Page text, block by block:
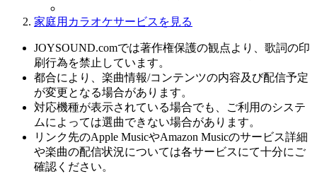
家庭用カラオケサービスを見る
JOYSOUND.comでは著作権保護の観点より、歌詞の印
刷行為を禁止しています。
都合により、楽曲情報/コンテンツの内容及び配信予定
が変更となる場合があります。
対応機種が表示されている場合でも、ご利用のシステ
ムによっては選曲できない場合があります。
リンク先のApple MusicやAmazon Musicのサービス詳細
や楽曲の配信状況については各サービスにて十分にご
確認ください。